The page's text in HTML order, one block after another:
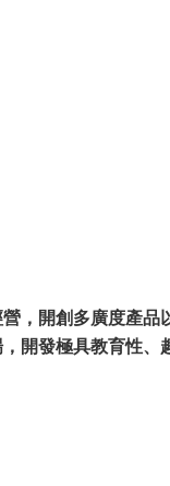
營，開創多廣度產
開發極具教育性